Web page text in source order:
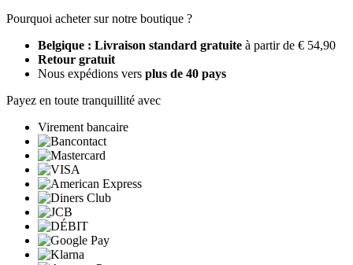
Pourquoi acheter sur notre boutique ?
Belgique : Livraison standard gratuite à partir de € 54,90
Retour gratuit
Nous expédions vers plus de 40 pays
Payez en toute tranquillité avec
Virement bancaire